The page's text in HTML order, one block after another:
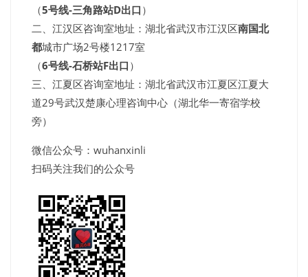
（5号线-三角路站D出口 ）
二、江汉区咨询室地址：湖北省武汉市江汉区南国北
都城市广场2号楼1217室
（6号线-石桥站F出口 ）
三、江夏区咨询室地址：湖北省武汉市江夏区江夏大
道29号武汉楚康心理咨询中心（湖北华一寄宿学校
旁）
微信公众号：wuhanxinli
扫码关注我们的公众号